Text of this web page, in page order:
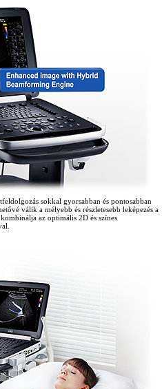
sokkal gyorsabban és pontosabban
válik a mélyebb és részletesebb leképezés a
az optimális 2D és színes